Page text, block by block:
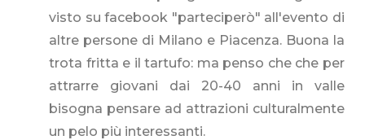
visto su facebook "parteciperò" all'evento di
altre persone di Milano e Piacenza. Buona la
trota fritta e il tartufo: ma penso che che per
attrarre giovani dai 20-40 anni in valle
bisogna pensare ad attrazioni culturalmente
un pelo più interessanti.